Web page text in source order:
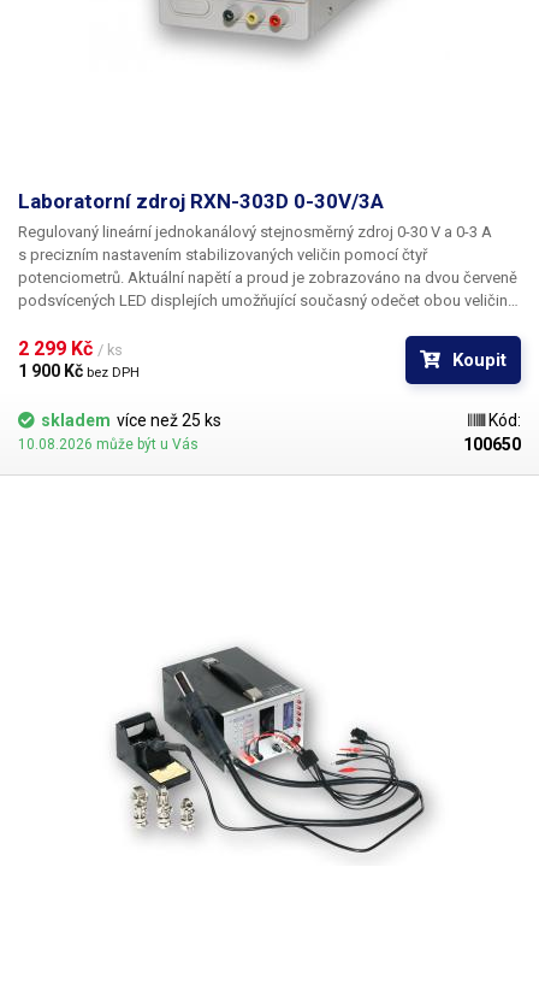
Laboratorní zdroj RXN-303D 0-30V/3A
Regulovaný lineární jednokanálový stejnosměrný zdroj 0-30 V a 0-3 A
s precizním nastavením stabilizovaných veličin pomocí čtyř
potenciometrů. Aktuální napětí a proud je zobrazováno na dvou červeně
podsvícených LED displejích umožňující současný odečet obou veličin.
2 299 Kč / ks
1 900 Kč bez DPH
Koupit
skladem více než 25 ks
10.08.2026 může být u Vás
Kód:
100650